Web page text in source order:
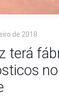
de 2018
terá